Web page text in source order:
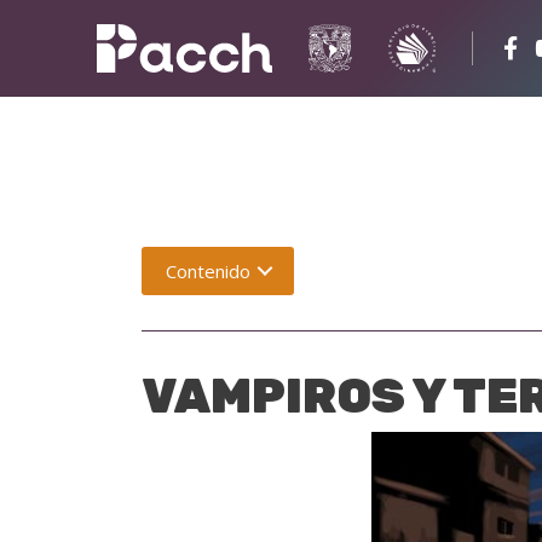
Contenido
VAMPIROS Y